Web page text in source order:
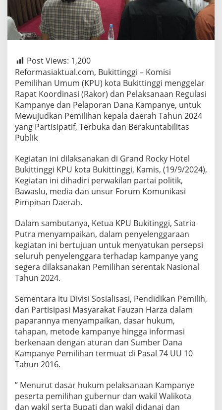
Post Views: 1,200
Reformasiaktual.com, Bukittinggi – Komisi
Pemilihan Umum (KPU) kota Bukittinggi menggelar
Rapat Koordinasi (Rakor) dan Pelaksanaan Regulasi
Kampanye dan Pelaporan Dana Kampanye, untuk
Mewujudkan Pemilihan kepala daerah Tahun 2024
yang Partisipatif, Terbuka dan Berakuntabilitas
Publik
Kegiatan ini dilaksanakan di Grand Rocky Hotel
Bukittinggi KPU kota Bukittinggi, Kamis, (19/9/2024),
Kegiatan ini dihadiri perwakilan partai politik,
Bawaslu, media dan unsur Forum Komunikasi
Pimpinan Daerah.
Dalam sambutanya, Ketua KPU Bukitinggi, Satria
Putra menyampaikan, dalam penyelenggaraan
kegiatan ini bertujuan untuk menyatukan persepsi
seluruh penyelenggara terhadap kampanye yang
segera dilaksanakan Pemilihan serentak Nasional
Tahun 2024.
Sementara itu Divisi Sosialisasi, Pendidikan Pemilih,
dan Partisipasi Masyarakat Fauzan Harza dalam
paparannya menyampaikan, dasar hukum,
tahapan, metode kampanye hingga informasi
berkenaan dengan aturan dan Sumber Dana
Kampanye Pemilihan termuat di Pasal 74 UU 10
Tahun 2016.
” Menurut dasar hukum pelaksanaan Kampanye
peserta pemilihan gubernur dan wakil Walikota
dan wakil serta Bupati dan wakil didanai dan